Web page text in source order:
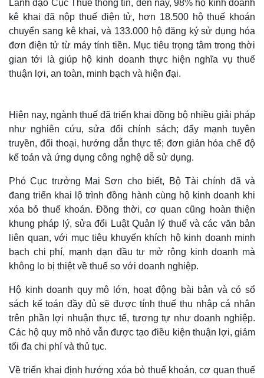
Thế giới
Quan sát
Hồ sơ
Multimedia
Video
E-Magazine
Infographic
Lãnh đạo Cục Thuế thông tin, đến nay, 98% hộ kinh doanh
kê khai đã nộp thuế điện tử, hơn 18.500 hộ thuế khoán
chuyển sang kê khai, và 133.000 hộ đăng ký sử dụng hóa
đơn điện tử từ máy tính tiền. Mục tiêu trọng tâm trong thời
gian tới là giúp hộ kinh doanh thực hiện nghĩa vụ thuế
thuận lợi, an toàn, minh bạch và hiện đại.
Hiện nay, ngành thuế đã triển khai đồng bộ nhiều giải pháp
như nghiên cứu, sửa đổi chính sách; đẩy mạnh tuyên
truyền, đối thoại, hướng dẫn thực tế; đơn giản hóa chế độ
kế toán và ứng dụng công nghệ dễ sử dụng.
Phó Cục trưởng Mai Sơn cho biết, Bộ Tài chính đã và
đang triển khai lộ trình đồng hành cùng hộ kinh doanh khi
xóa bỏ thuế khoán. Đồng thời, cơ quan cũng hoàn thiện
khung pháp lý, sửa đổi Luật Quản lý thuế và các văn bản
liên quan, với mục tiêu khuyến khích hộ kinh doanh minh
bạch chi phí, mạnh dạn đầu tư mở rộng kinh doanh mà
không lo bị thiệt về thuế so với doanh nghiệp.
Hộ kinh doanh quy mô lớn, hoạt động bài bản và có sổ
sách kế toán đầy đủ sẽ được tính thuế thu nhập cá nhân
trên phần lợi nhuận thực tế, tương tự như doanh nghiệp.
Các hộ quy mô nhỏ vẫn được tạo điều kiện thuận lợi, giảm
tối đa chi phí và thủ tục.
Về triển khai định hướng xóa bỏ thuế khoán, cơ quan thuế